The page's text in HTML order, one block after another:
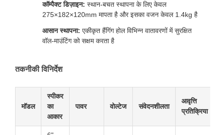
कॉम्पैक्ट डिज़ाइन: स्थान-बचत स्थापना के लिए केवल
275×182×120mm मापता है और इसका वजन केवल 1.4kg है
आसान स्थापना: एकीकृत हैंगिंग होल विभिन्न वातावरणों में सुरक्षित
वॉल-माउंटिंग को सक्षम करता है
तकनीकी विनिर्देश
मॉडल
स्पीकर
का
आकार
पावर वोल्टेज संवेदनशीलता
आवृत्ति
प्रतिक्रिया